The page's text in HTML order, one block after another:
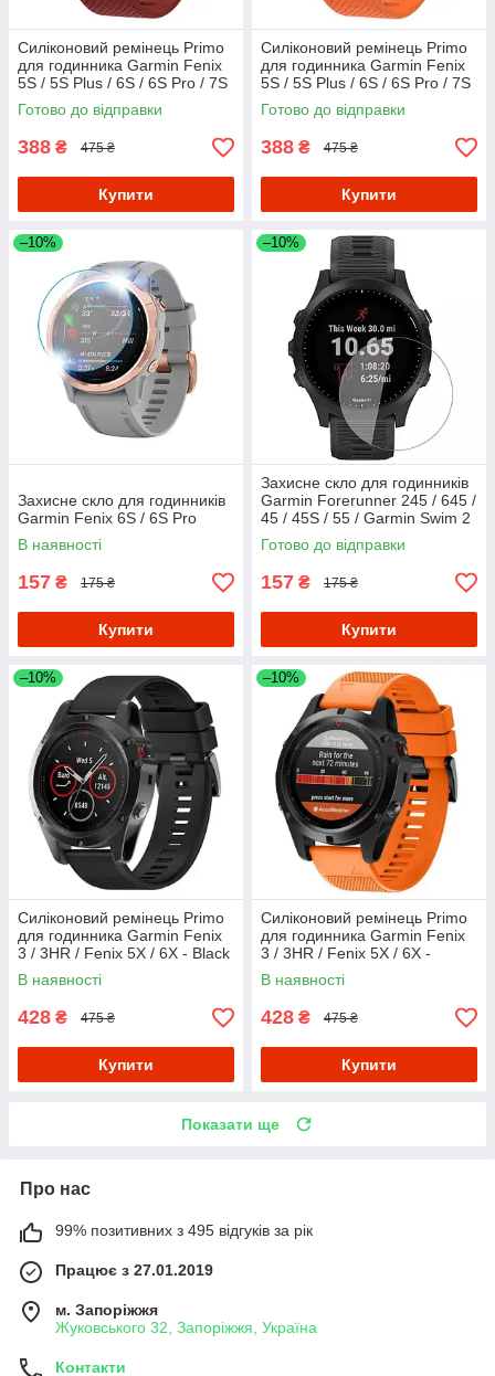
Силіконовий ремінець Primo
для годинника Garmin Fenix
5S / 5S Plus / 6S / 6S Pro / 7S
/ 7S Pro - Red
Готово до відправки
388 ₴ 475 ₴
Купити
Силіконовий ремінець Primo
для годинника Garmin Fenix
5S / 5S Plus / 6S / 6S Pro / 7S
/ 7S Pro - Orange
Готово до відправки
388 ₴ 475 ₴
Купити
–10%
Захисне скло для годинників
Garmin Fenix 6S / 6S Pro
В наявності
157 ₴ 175 ₴
Купити
–10%
Захисне скло для годинників
Garmin Forerunner 245 / 645 /
45 / 45S / 55 / Garmin Swim 2
Готово до відправки
157 ₴ 175 ₴
Купити
–10%
Силіконовий ремінець Primo
для годинника Garmin Fenix
3 / 3HR / Fenix 5X / 6X - Black
В наявності
428 ₴ 475 ₴
Купити
–10%
Силіконовий ремінець Primo
для годинника Garmin Fenix
3 / 3HR / Fenix 5X / 6X -
Orange
В наявності
428 ₴ 475 ₴
Купити
Показати ще
Про нас
99% позитивних з 495 відгуків за рік
Працює з 27.01.2019
м. Запоріжжя
Жуковського 32, Запоріжжя, Україна
Контакти